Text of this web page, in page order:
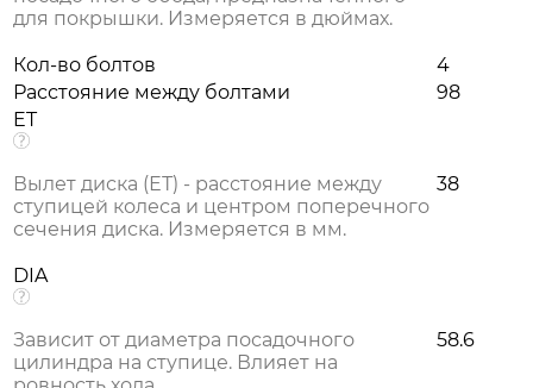
для покрышки. Измеряется в дюймах.
Кол-во болтов
4
Расстояние между болтами
98
ET
Вылет диска (ЕТ) - расстояние между
ступицей колеса и центром поперечного
сечения диска. Измеряется в мм.
38
DIA
Зависит от диаметра посадочного
цилиндра на ступице. Влияет на
58.6